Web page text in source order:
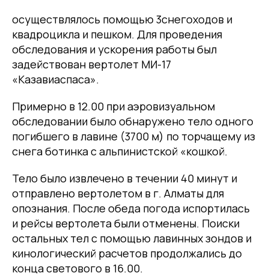
осуществлялось помощью 3снегоходов и
квадроцикла и пешком. Для проведения
обследования и ускорения работы был
задействован вертолет МИ-17
«Казавиаспаса».
Примерно в 12.00 при аэровизуальном
обследовании было обнаружено тело одного
погибшего в лавине (3700 м) по торчащему из
снега ботинка с альпинистской «кошкой.
Тело было извлечено в течении 40 минут и
отправлено вертолетом в г. Алматы для
опознания. После обеда погода испортилась
и рейсы вертолета были отменены. Поиски
остальных тел с помощью лавинных зондов и
кинологический расчетов продолжались до
конца светового в 16.00.